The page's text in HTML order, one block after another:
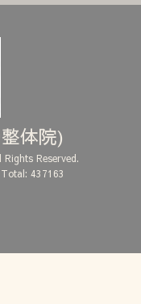
体院)
Rights Reserved.
437163